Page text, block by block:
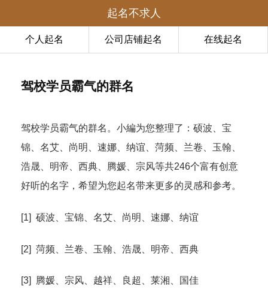
起名不求人
个人起名 公司店铺起名 在线起名
驾校学员霸气的群名
驾校学员霸气的群名。小編为您整理了：硕波、宝
锦、名艾、尚明、速娜、纳谊、菏频、兰卷、玉翰、
浩晟、明帝、西典、腾媛、宗风等共246个富有创意
好听的名字，希望为您起名带来更多的灵感和参考。
[1] 硕波、宝锦、名艾、尚明、速娜、纳谊
[2] 菏频、兰卷、玉翰、浩晟、明帝、西典
[3] 腾媛、宗风、越祥、良超、莱湘、国佳